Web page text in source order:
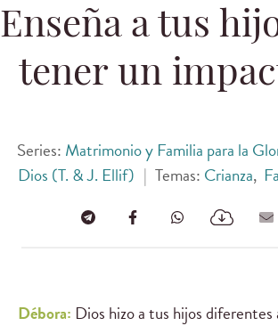
Enseña a tus
tener un
Series: Matrimonio y Familia para la
Dios (T. & J. Ellif) | Temas: Crianza,
Débora: Dios hizo a tus hijos